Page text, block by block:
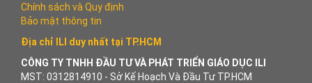
Chính sách và Quy định
Bảo mật thông tin
Địa chỉ ILI duy nhất tại TP.HCM
CÔNG TY TNHH ĐẦU TƯ VÀ PHÁT TRIỂN GIÁO DỤC ILI
MST: 0312814910 - Sở Kế Hoạch Và Đầu Tư TP.HCM